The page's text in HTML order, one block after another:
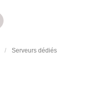
Serveurs dédiés